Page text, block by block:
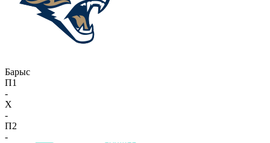
Барыс
П1
-
X
-
П2
-